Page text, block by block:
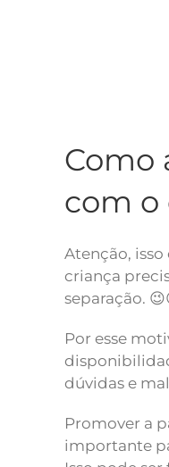
Como
com o
Atenção,
criança
separação.
Por esse
dúvidas e
Promover a
importante